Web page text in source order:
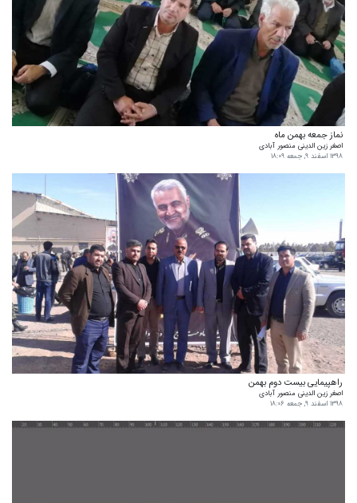
نماز جمعه بهمن ماه
اصغر زین الدینی منصور آبادی
۱۳۹۸ اسفند ۹, جمعه ۱۸:۰۹
راهپیمایی بیست دوم بهمن
اصغر زین الدینی منصور آبادی
۱۳۹۸ اسفند ۹, جمعه ۱۸:۰۶